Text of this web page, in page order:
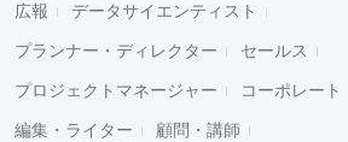
広報 データサイエンティスト
プランナー・ディレクター セールス
プロジェクトマネージャー コーポレート
編集・ライター 顧問・講師